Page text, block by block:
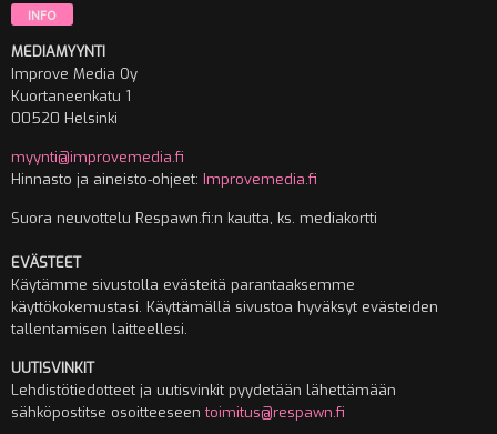
INFO
MEDIAMYYNTI
Improve Media Oy
Kuortaneenkatu 1
00520 Helsinki
myynti@improvemedia.fi
Hinnasto ja aineisto-ohjeet: Improvemedia.fi
Suora neuvottelu Respawn.fi:n kautta, ks. mediakortti
EVÄSTEET
Käytämme sivustolla evästeitä parantaaksemme
käyttökokemustasi. Käyttämällä sivustoa hyväksyt evästeiden
tallentamisen laitteellesi.
UUTISVINKIT
Lehdistötiedotteet ja uutisvinkit pyydetään lähettämään
sähköpostitse osoitteeseentoimitus@respawn.fi